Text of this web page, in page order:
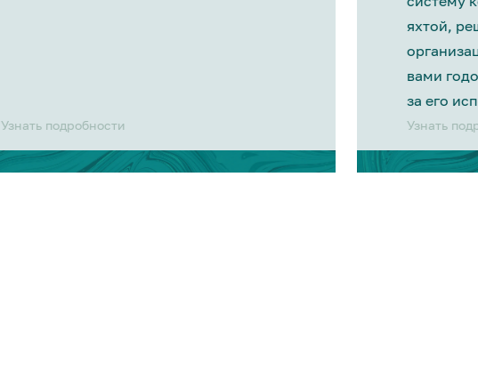
Узнать подробности
яхтой,
вами
за его
Узнать